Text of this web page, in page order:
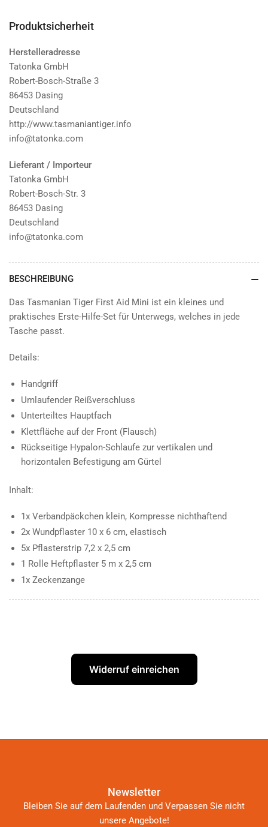
Produktsicherheit
Herstelleradresse
Tatonka GmbH
Robert-Bosch-Straße 3
86453 Dasing
Deutschland
http://www.tasmaniantiger.info
info@tatonka.com
Lieferant / Importeur
Tatonka GmbH
Robert-Bosch-Str. 3
86453 Dasing
Deutschland
info@tatonka.com
BESCHREIBUNG
Das Tasmanian Tiger First Aid Mini ist ein kleines und
praktisches Erste-Hilfe-Set für Unterwegs, welches in jede
Tasche passt.
Details:
Handgriff
Umlaufender Reißverschluss
Unterteiltes Hauptfach
Klettfläche auf der Front (Flausch)
Rückseitige Hypalon-Schlaufe zur vertikalen und
horizontalen Befestigung am Gürtel
Inhalt:
1x Verbandpäckchen klein, Kompresse nichthaftend
2x Wundpflaster 10 x 6 cm, elastisch
5x Pflasterstrip 7,2 x 2,5 cm
1 Rolle Heftpflaster 5 m x 2,5 cm
1x Zeckenzange
Widerruf einreichen
Newsletter
Bleiben Sie auf dem Laufenden und Verpassen Sie nicht
unsere Angebote!